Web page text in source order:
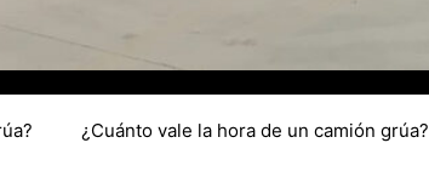
¿Cuánto vale la hora de un camión grúa?